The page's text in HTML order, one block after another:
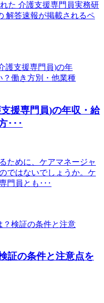
た 介護支援専門員実務研
解答速報が掲載されるペ
援専門員)の年収・給
･･･
ために、ケアマネージャ
ではないでしょうか。ケ
門員とも･･･
証の条件と注意点を